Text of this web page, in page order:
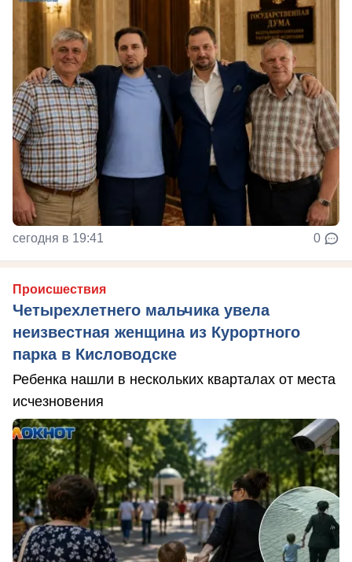
сегодня в 19:41 0
Происшествия
Четырехлетнего мальчика увела
неизвестная женщина из Курортного
парка в Кисловодске
Ребенка нашли в нескольких кварталах от места
исчезновения